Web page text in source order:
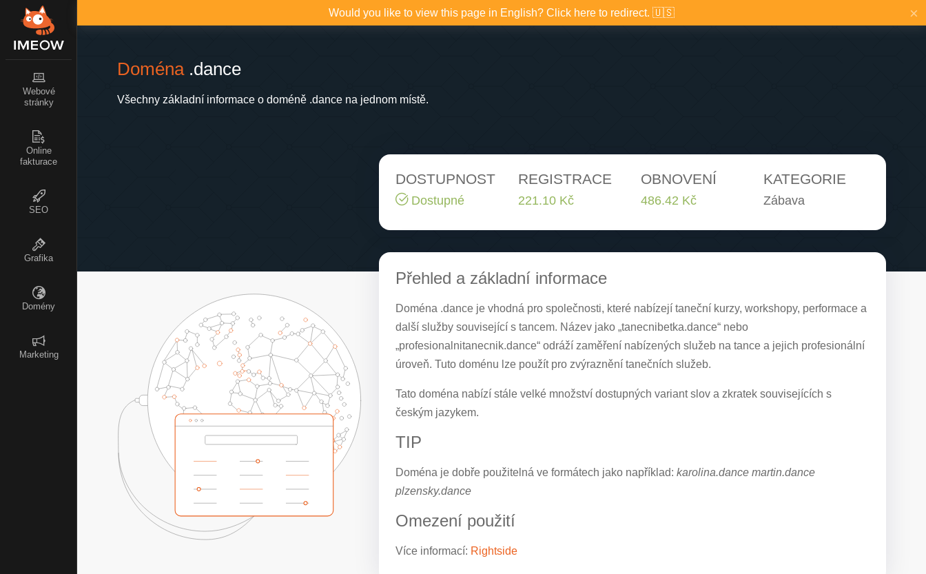
Webové
stránky
Online
fakturace
SEO
Grafika
Domény
Marketing
Would you like to view this page in English? Click here to redirect. 🇺🇸 ×
Doména.dance
Všechny základní informace o doméně .dance na jednom místě.
DOSTUPNOST
Dostupné
REGISTRACE
221.10 Kč
OBNOVENÍ
486.42 Kč
KATEGORIE
Zábava
Přehled a základní informace
Doména .dance je vhodná pro společnosti, které nabízejí taneční kurzy, workshopy, performace a
další služby související s tancem. Název jako „tanecnibetka.dance“ nebo
„profesionalnitanecnik.dance“ odráží zaměření nabízených služeb na tance a jejich profesionální
úroveň. Tuto doménu lze použít pro zvýraznění tanečních služeb.
Tato doména nabízí stále velké množství dostupných variant slov a zkratek souvisejících s
českým jazykem.
TIP
Doména je dobře použitelná ve formátech jako například: karolina.dance martin.dance
plzensky.dance
Omezení použití
Více informací: Rightside